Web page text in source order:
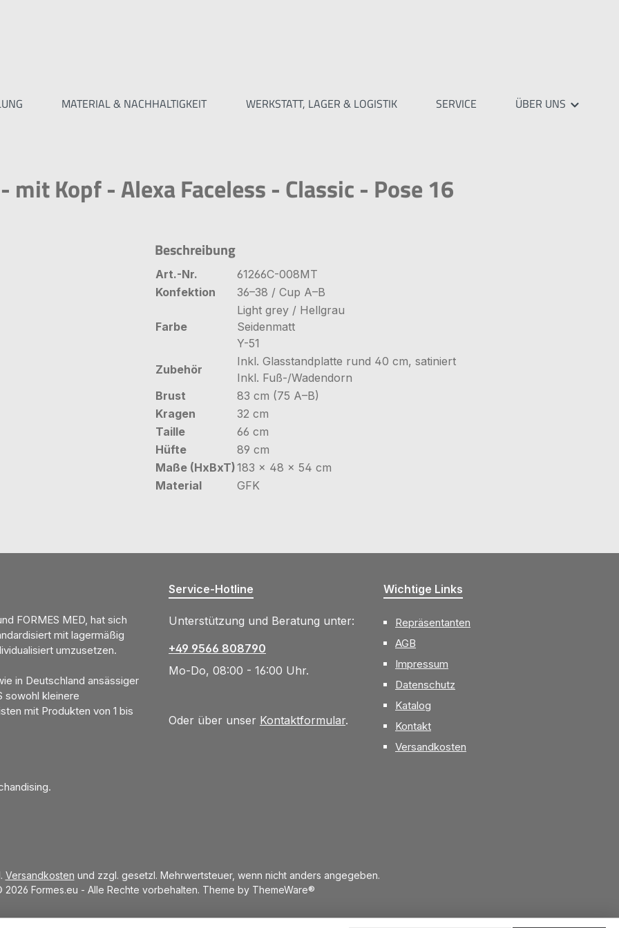
MATERIAL & NACHHALTIGKEIT WERKSTATT, LAGER & LOGISTIK SERVICE
ÜBER UNS
Kopf - Alexa Faceless - Classic - Pose 16
Beschreibung
Art.-Nr.
61266C-008MT
Konfektion
36–38 / Cup A–B
Farbe
Light grey / Hellgrau
Seidenmatt
Y-51
Zubehör
Inkl. Glasstandplatte rund 40 cm, satiniert
Inkl. Fuß-/Wadendorn
Brust
83 cm (75 A–B)
Kragen
32 cm
Taille
66 cm
Hüfte
89 cm
Maße (HxBxT)183 × 48 × 54 cm
Material
GFK
FORMES MED, hat sich
mit lagermäßig
umzusetzen.
in Deutschland ansässiger
sowohl kleinere
mit Produkten von 1 bis
Service-Hotline
Unterstützung und Beratung unter:
+49 9566 808790
Mo-Do, 08:00 - 16:00 Uhr.
Oder über unser Kontaktformular.
Wichtige Links
Repräsentanten
AGB
Impressum
Datenschutz
Katalog
Kontakt
Versandkosten
Versandkosten und zzgl. gesetzl. Mehrwertsteuer, wenn nicht anders angegeben.
2026 Formes.eu - Alle Rechte vorbehalten. Theme by ThemeWare®